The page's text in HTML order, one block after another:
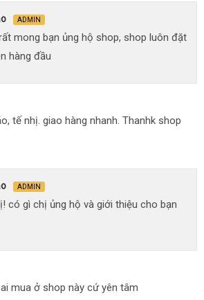
ADMIN
mong bạn ủng hộ shop, shop luôn đặt
hàng đầu
tế nhị. giao hàng nhanh. Thanhk shop
ADMIN
có gì chị ủng hộ và giới thiệu cho bạn
mua ở shop này cứ yên tâm